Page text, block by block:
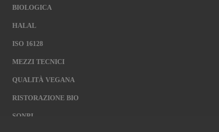
BIOLOGICA
HALAL
ISO 16128
MEZZI TECNICI
QUALITÀ VEGANA
RISTORAZIONE BIO
SQNPI